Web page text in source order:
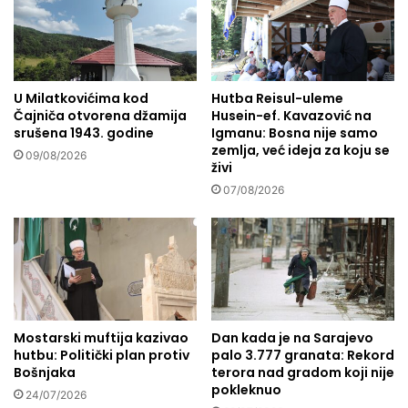
v
o
s
t
r
u
k
i
d
v
i
n
a
s
p
a
š
1
o
i
š
j
U Milatkovićima kod
Čajniča otvorena džamija
srušena 1943. godine
09/08/2026
Hutba Reisul-uleme
Husein-ef. Kavazović na
Igmanu: Bosna nije samo
zemlja, već ideja za koju se
živi
07/08/2026
Mostarski muftija kazivao
hutbu: Politički plan protiv
Bošnjaka
24/07/2026
Dan kada je na Sarajevo
palo 3.777 granata: Rekord
terora nad gradom koji nije
pokleknuo